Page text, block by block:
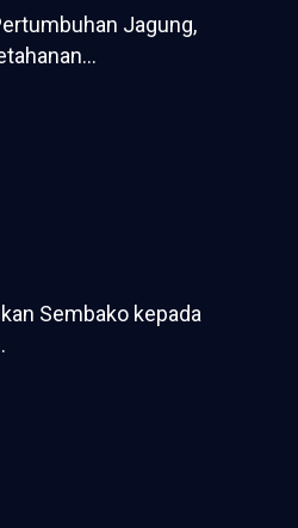
Jagung,
Sembako kepada